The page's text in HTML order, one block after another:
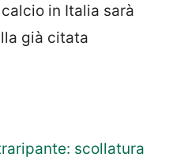
in Italia sarà
già citata
scollatura